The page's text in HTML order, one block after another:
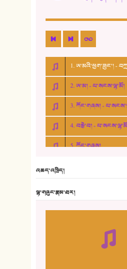
1. ཨ་མའི་ཕྱག་ཟུང་། -
2. ཨ་མ། - པ་སངས་ལྷ་མོ།
3. ཀོང་གཞས། -
4. བརྩེ་བ། -
5. ཀོང་གཞས།
10. ཆང་གཞས། ༣
འཆད་འཁྲིད།
ལྷ་གཞུང་རྣམ་ཐར།